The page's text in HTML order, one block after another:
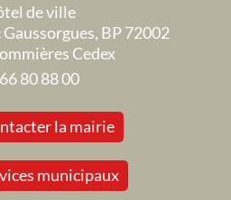
de ville
BP 72002
Cedex
80 88 00
la mairie
municipaux